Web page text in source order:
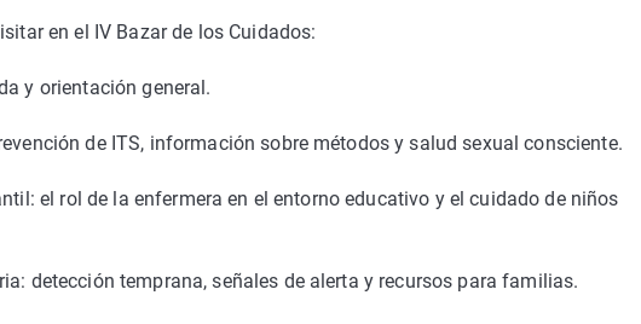
en el IV Bazar de los Cuidados:
y orientación general.
de ITS, información sobre métodos y salud sexual consciente.
el rol de la enfermera en el entorno educativo y el cuidado de niños
detección temprana, señales de alerta y recursos para familias.